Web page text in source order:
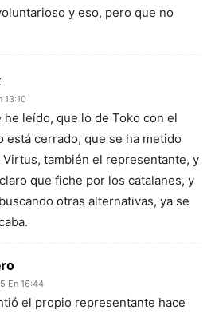
y eso, pero que no
13:10
he leído, que lo de Toko con el
está cerrado, que se ha metido
Virtus, también el representante, y
que fiche por los catalanes, y
otras alternativas, ya se
En 16:44
el propio representante hace